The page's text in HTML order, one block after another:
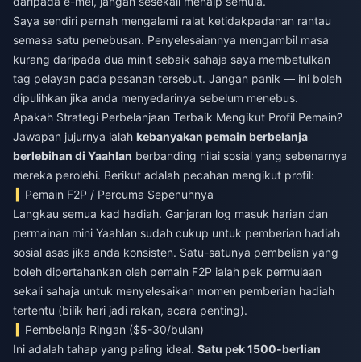
Saya sendiri pernah mengalami ralat ketidakpadanan rantau
semasa satu penebusan. Penyelesaiannya mengambil masa
kurang daripada dua minit sebaik sahaja saya membetulkan
tag pelayan pada pesanan tersebut. Jangan panik — ini boleh
dipulihkan jika anda menyedarinya sebelum menebus.
Apakah Strategi Perbelanjaan Terbaik Mengikut Profil Pemain?
Jawapan jujurnya ialah kebanyakan pemain berbelanja
berlebihan di Yaahlan berbanding nilai sosial yang sebenarnya
mereka perolehi. Berikut adalah pecahan mengikut profil:
Pemain F2P / Percuma Sepenuhnya
Langkau semua kad hadiah. Ganjaran log masuk harian dan
permainan mini Yaahlan sudah cukup untuk pemberian hadiah
sosial asas jika anda konsisten. Satu-satunya pembelian yang
boleh dipertahankan oleh pemain F2P ialah pek permulaan
sekali sahaja untuk menyelesaikan momen pemberian hadiah
tertentu (bilik hari jadi rakan, acara penting).
Pembelanja Ringan ($5-30/bulan)
Ini adalah tahap yang paling ideal. Satu pek 1500-berlian